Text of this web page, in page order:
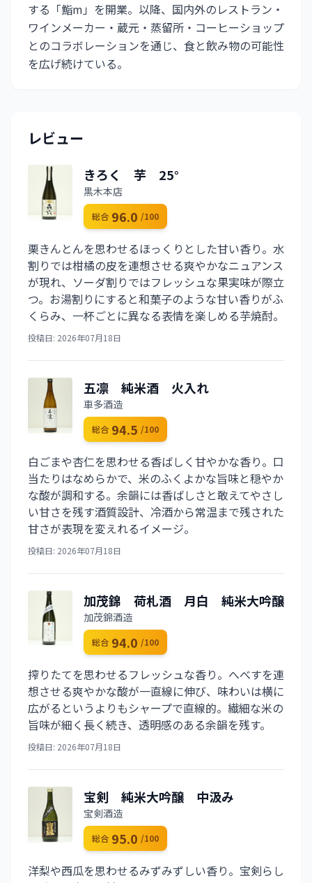
する「鮨m」を開業。以降、国内外のレストラン・
ワインメーカー・蔵元・蒸留所・コーヒーショップ
とのコラボレーションを通じ、食と飲み物の可能性
を広げ続けている。
レビュー
きろく 芋 25°
黒木本店
総合 96.0 /100
栗きんとんを思わせるほっくりとした甘い香り。水
割りでは柑橘の皮を連想させる爽やかなニュアンス
が現れ、ソーダ割りではフレッシュな果実味が際立
つ。お湯割りにすると和菓子のような甘い香りがふ
くらみ、一杯ごとに異なる表情を楽しめる芋焼酎。
投稿日: 2026年07月18日
五凛 純米酒 火入れ
車多酒造
総合 94.5 /100
白ごまや杏仁を思わせる香ばしく甘やかな香り。口
当たりはなめらかで、米のふくよかな旨味と穏やか
な酸が調和する。余韻には香ばしさと敢えてやさし
い甘さを残す酒質設計、冷酒から常温まで残された
甘さが表現を変えれるイメージ。
投稿日: 2026年07月18日
加茂錦 荷札酒 月白 純米大吟醸
加茂錦酒造
総合 94.0 /100
搾りたてを思わせるフレッシュな香り。へべすを連
想させる爽やかな酸が一直線に伸び、味わいは横に
広がるというよりもシャープで直線的。繊細な米の
旨味が細く長く続き、透明感のある余韻を残す。
投稿日: 2026年07月18日
宝剣 純米大吟醸 中汲み
宝剣酒造
総合 95.0 /100
洋梨や西瓜を思わせるみずみずしい香り。宝剣らし